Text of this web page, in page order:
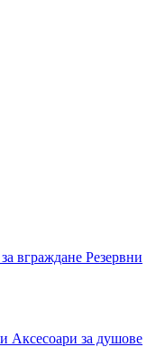
вграждане Резервни
Аксесоари за душове